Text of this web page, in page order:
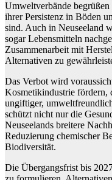
Umweltverbände
ihrer Persistenz in Böden
sind. Auch in Neuseeland
sogar Lebensmitteln
Zusammenarbeit mit
Alternativen zu
Das Verbot wird
Kosmetikindustrie fördern,
ungiftiger,
schützt nicht nur die
Neuseelands breitere
Reduzierung chemischer
Biodiversität.
Die Übergangsfrist bis